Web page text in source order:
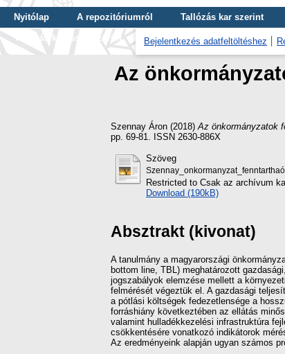
Nyitólap A repozitóriumról Tallózás kar szerint
Tallózás kulcsszó szerint
Bejelentkezés adatfeltöltéshez
Az
Szennay Áron (2018) Az önkormányzatok
pp. 69-81. ISSN 2630-886X
Szöveg
Restricted to Csak az archívum
Download (190kB)
Absztrakt (kivonat)
A tanulmány a magyarországi
bottom line, TBL) meghatározott
jogszabályok elemzése mellett a
felmérését végeztük el. A gazdasági
a pótlási költségek fedezetlensége a
forráshiány következtében az ellátás
valamint hulladékkezelési infrastruktúra
csökkentésére vonatkozó indikátorok
Az eredményeink alapján ugyan számos